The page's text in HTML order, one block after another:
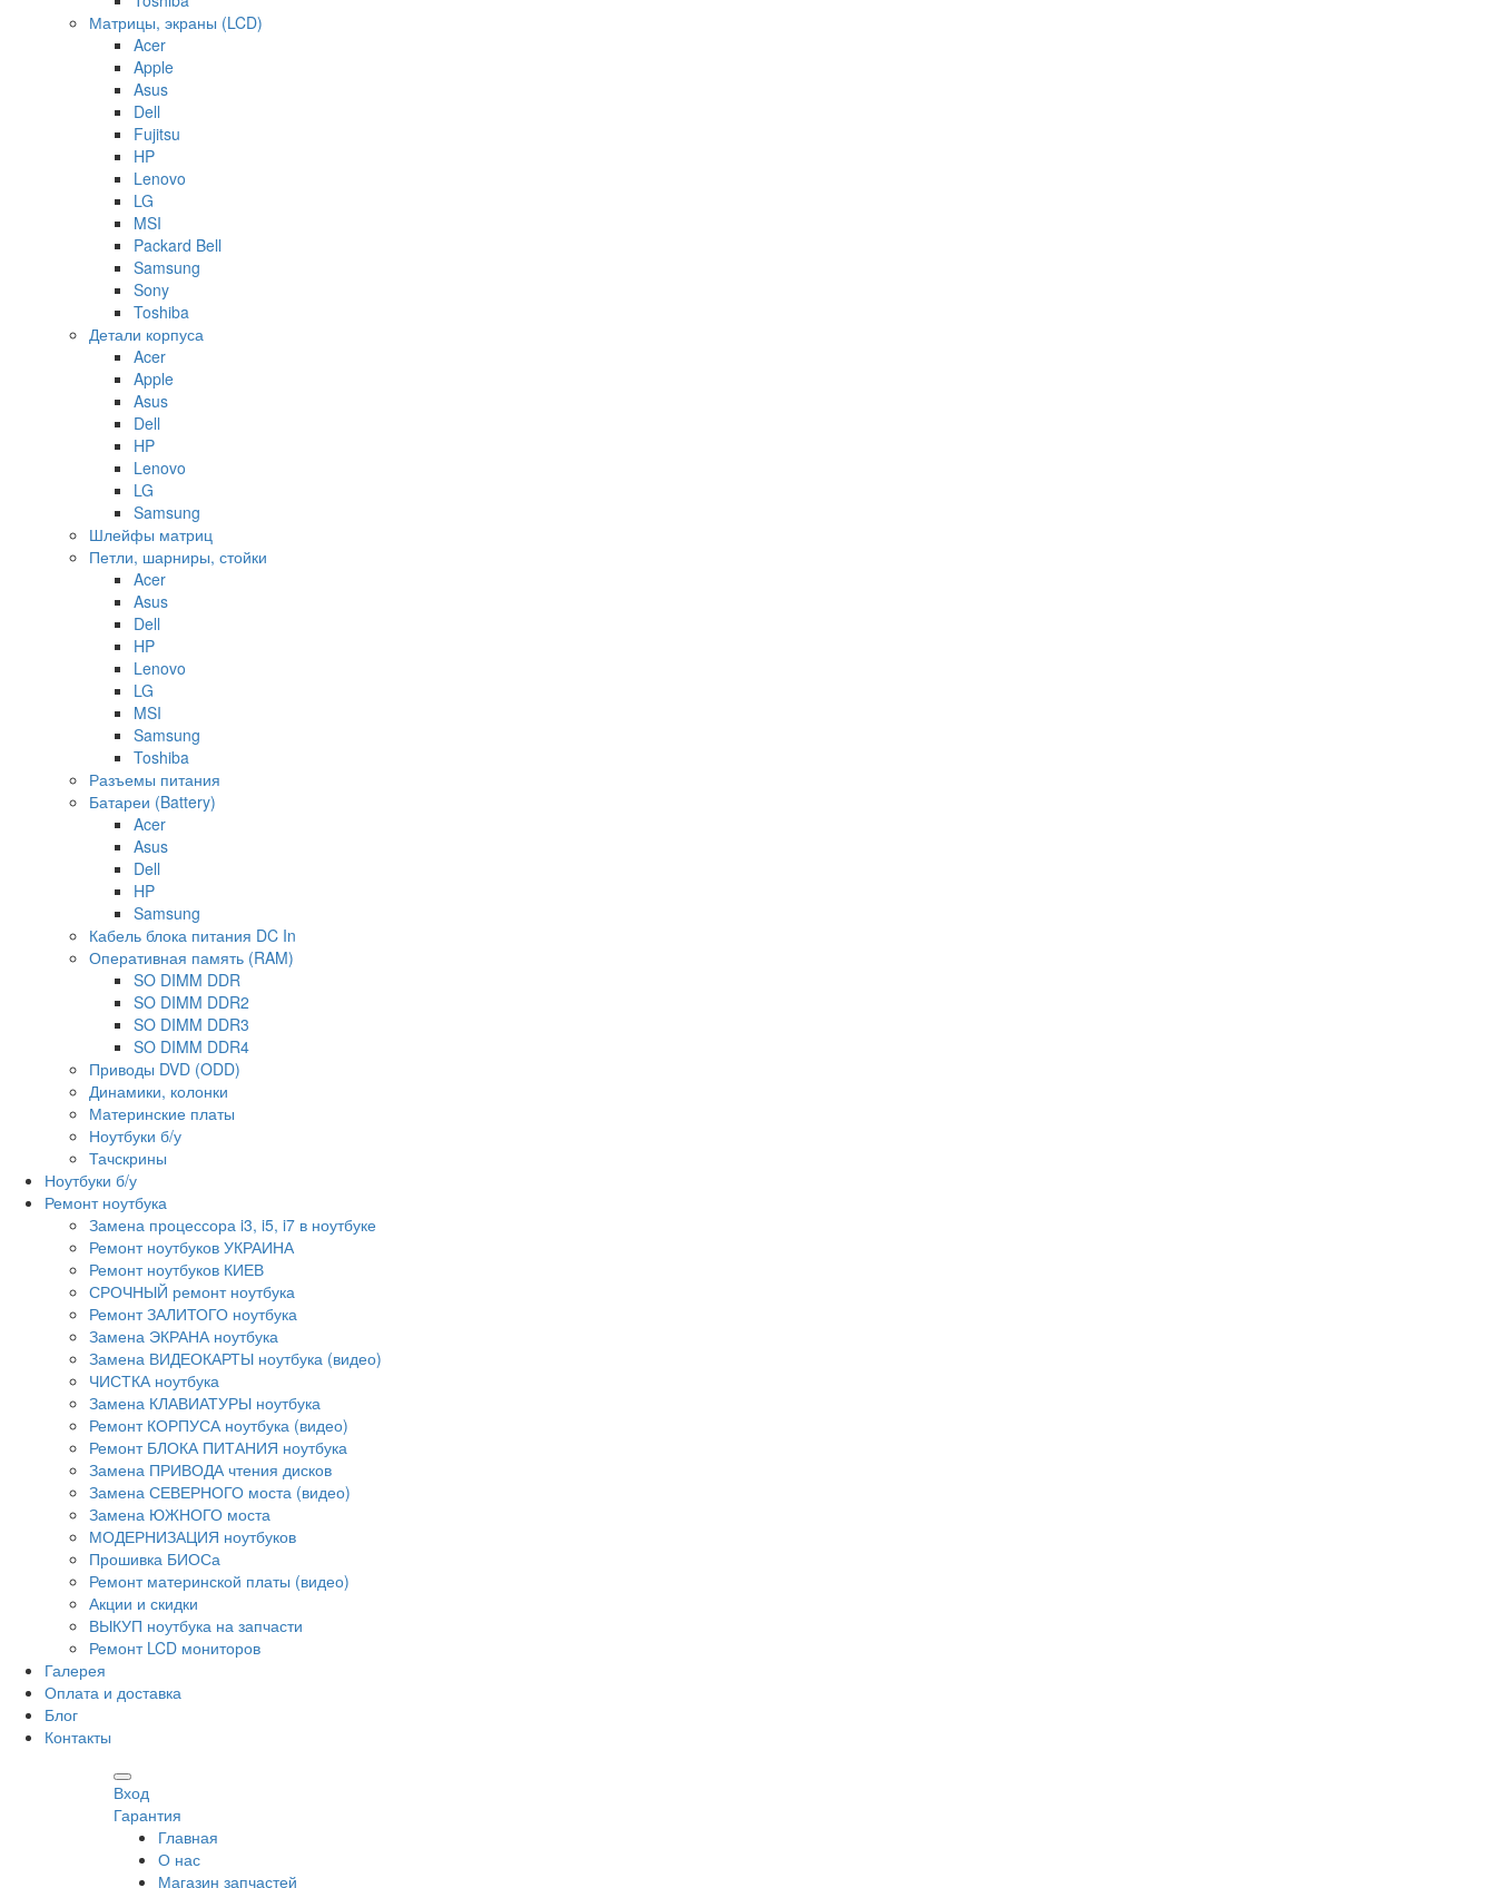
Матрицы, экраны (LCD)
Acer
Apple
Asus
Dell
Fujitsu
HP
Lenovo
LG
MSI
Packard Bell
Samsung
Sony
Toshiba
Детали корпуса
Acer
Apple
Asus
Dell
HP
Lenovo
LG
Samsung
Шлейфы матриц
Петли, шарниры, стойки
Acer
Asus
Dell
HP
Lenovo
LG
MSI
Samsung
Toshiba
Разъемы питания
Батареи (Battery)
Acer
Asus
Dell
HP
Samsung
Кабель блока питания DC In
Оперативная память (RAM)
SO DIMM DDR
SO DIMM DDR2
SO DIMM DDR3
SO DIMM DDR4
Приводы DVD (ODD)
Динамики, колонки
Материнские платы
Ноутбуки б/у
Тачскрины
Ноутбуки б/у
Ремонт ноутбука
Замена процессора i3, i5, i7 в ноутбуке
Ремонт ноутбуков УКРАИНА
Ремонт ноутбуков КИЕВ
СРОЧНЫЙ ремонт ноутбука
Ремонт ЗАЛИТОГО ноутбука
Замена ЭКРАНА ноутбука
Замена ВИДЕОКАРТЫ ноутбука (видео)
ЧИСТКА ноутбука
Замена КЛАВИАТУРЫ ноутбука
Ремонт КОРПУСА ноутбука (видео)
Ремонт БЛОКА ПИТАНИЯ ноутбука
Замена ПРИВОДА чтения дисков
Замена СЕВЕРНОГО моста (видео)
Замена ЮЖНОГО моста
МОДЕРНИЗАЦИЯ ноутбуков
Прошивка БИОСа
Ремонт материнской платы (видео)
Акции и скидки
ВЫКУП ноутбука на запчасти
Ремонт LCD мониторов
Галерея
Оплата и доставка
Блог
Контакты
Вход
Гарантия
Главная
О нас
Магазин запчастей